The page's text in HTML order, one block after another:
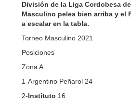
División de la Liga Cordobesa
Masculino pelea bien arriba y el
a escalar en la tabla.
Torneo Masculino 2021
Posiciones
Zona A
1-Argentino Peñarol 24
2-Instituto 16